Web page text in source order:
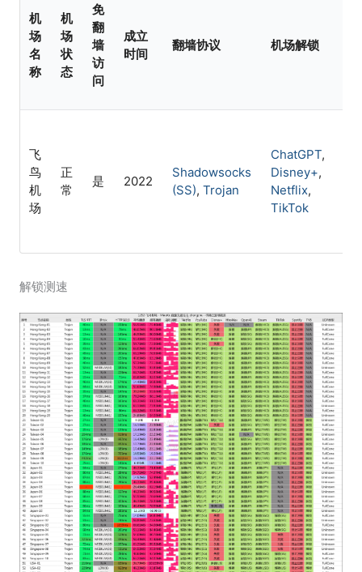
机
场
名
称
机
场
状
态
免
翻
墙
访
问
成立
时间
翻墙协议 机场解锁
飞
鸟
机
场
正
常
是 2022
Shadowsocks
(SS),Trojan
ChatGPT,
Disney+,
Netflix,
TikTok
解锁测速